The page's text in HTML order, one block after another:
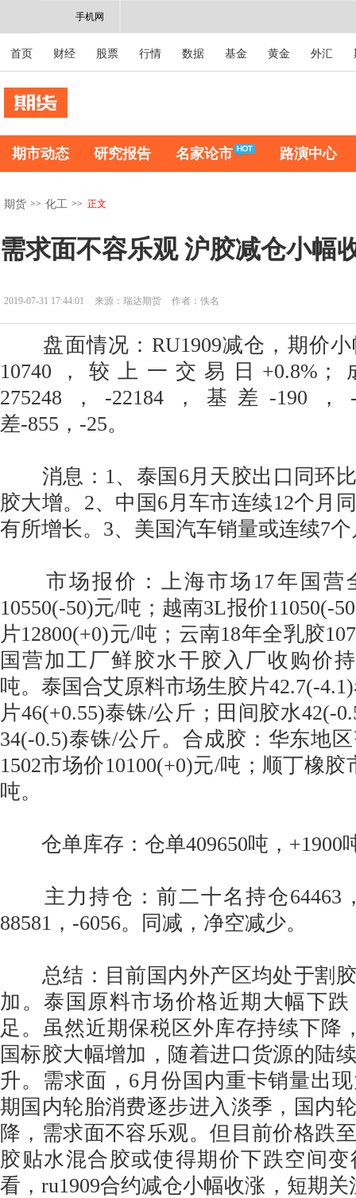
手机网
首页 财经 股票 行情 数据 基金 黄金 外汇
期市动态 研究报告 名家论市 路演中心
期货 >> 化工 >> 正文
需求面不容乐观 沪胶减仓小幅
2019-07-31 17:44:01 来源：瑞达期货 作者：佚名
盘面情况：RU1909减仓，期价小
10740，较上一交易日+0.8%；
275248，-22184，基差-190，-
差-855，-25。
消息：1、泰国6月天胶出口同环比
胶大增。2、中国6月车市连续12个月
有所增长。3、美国汽车销量或连续7
市场报价：上海市场17年国营
10550(-50)元/吨；越南3L报价11050(-
片12800(+0)元/吨；云南18年全乳胶
国营加工厂鲜胶水干胶入厂收购价
吨。泰国合艾原料市场生胶片42.7(-
片46(+0.55)泰铢/公斤；田间胶水42(-
34(-0.5)泰铢/公斤。合成胶：华东地
1502市场价10100(+0)元/吨；顺丁橡胶
吨。
仓单库存：仓单409650吨，+1900
主力持仓：前二十名持仓64463
88581，-6056。同减，净空减少。
总结：目前国内外产区均处于割胶
加。泰国原料市场价格近期大幅下
足。虽然近期保税区外库存持续下降
国标胶大幅增加，随着进口货源的陆
升。需求面，6月份国内重卡销量出
期国内轮胎消费逐步进入淡季，国内
降，需求面不容乐观。但目前价格跌
胶贴水混合胶或使得期价下跌空间
看，ru1909合约减仓小幅收涨，短期关